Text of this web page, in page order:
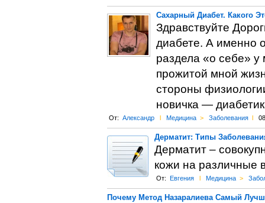
Сахарный Диабет. Какого
Здравствуйте
диабете. А именно
раздела «о себе»
прожитой мной
стороны
новичка —
От: Александр l Медицина > Заболевания l
Дерматит: Типы
Дерматит –
кожи на различные
От: Евгения l Медицина >
Почему Метод Назаралиева Самый